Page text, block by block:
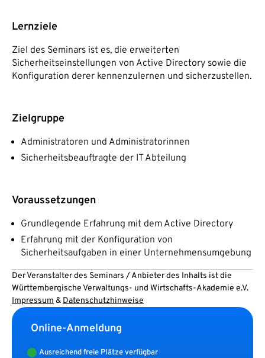
Lernziele
Ziel des Seminars ist es, die erweiterten
Sicherheitseinstellungen von Active Directory sowie die
Konfiguration derer kennenzulernen und sicherzustellen.
Zielgruppe
Administratoren und Administratorinnen
Sicherheitsbeauftragte der IT Abteilung
Voraussetzungen
Grundlegende Erfahrung mit dem Active Directory
Erfahrung mit der Konfiguration von
Sicherheitsaufgaben in einer Unternehmensumgebung
Der Veranstalter des Seminars / Anbieter des Inhalts ist die
Württembergische Verwaltungs- und Wirtschafts-Akademie e.V.
Impressum & Datenschutzhinweise
Online-Anmeldung
Ausreichend freie Plätze verfügbar